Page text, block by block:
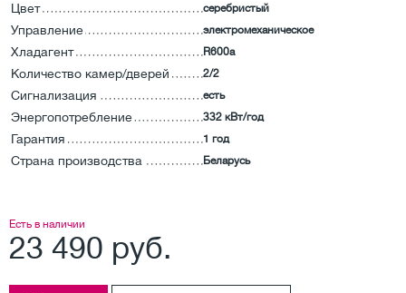
Цвет серебристый
Управление электромеханическое
Хладагент R600a
Количество камер/дверей 2/2
Сигнализация есть
Энергопотребление 332 кВт/год
Гарантия 1 год
Страна производства Беларусь
Есть в наличии
23 490 руб.